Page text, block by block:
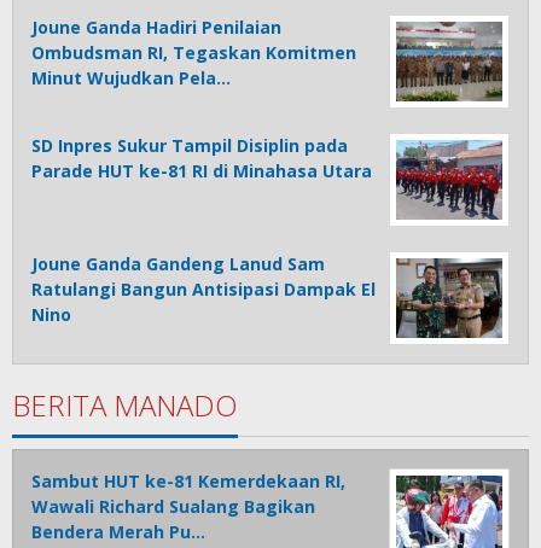
Joune Ganda Hadiri Penilaian
Ombudsman RI, Tegaskan Komitmen
Minut Wujudkan Pela…
SD Inpres Sukur Tampil Disiplin pada
Parade HUT ke-81 RI di Minahasa Utara
Joune Ganda Gandeng Lanud Sam
Ratulangi Bangun Antisipasi Dampak El
Nino
BERITA MANADO
Sambut HUT ke-81 Kemerdekaan RI,
Wawali Richard Sualang Bagikan
Bendera Merah Pu…